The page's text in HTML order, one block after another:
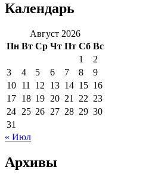
Календарь
Август 2026
Пн Вт Ср Чт Пт Сб Вс
1
2
3
4 5 6 7 8
9
10 11 12 13 14 15 16
17 18 19 20 21 22 23
24 25 26 27 28 29 30
31
« Июл
Архивы